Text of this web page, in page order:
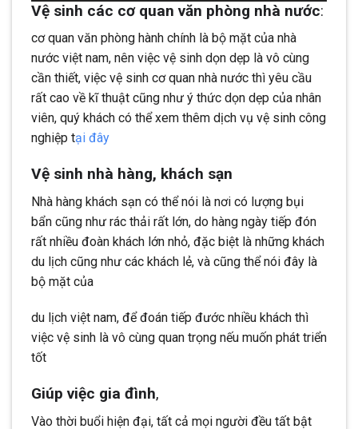
Vệ sinh các cơ quan văn phòng nhà nước:
cơ quan văn phòng hành chính là bộ mặt của nhà
nước việt nam, nên việc vệ sinh dọn dẹp là vô cùng
cần thiết, việc vệ sinh cơ quan nhà nước thì yêu cầu
rất cao về kĩ thuật cũng như ý thức dọn dẹp của nhân
viên, quý khách có thể xem thêm dịch vụ vệ sinh công
nghiệp tại đây
Vệ sinh nhà hàng, khách sạn
Nhà hàng khách sạn có thể nói là nơi có lượng bụi
bẩn cũng như rác thải rất lớn, do hàng ngày tiếp đón
rất nhiều đoàn khách lớn nhỏ, đặc biệt là những khách
du lịch cũng như các khách lẻ, và cũng thể nói đây là
bộ mặt của
du lịch việt nam, để đoán tiếp đước nhiều khách thì
việc vệ sinh là vô cùng quan trọng nếu muốn phát triển
tốt
Giúp việc gia đình,
Vào thời buổi hiện đại, tất cả mọi người đều tất bật